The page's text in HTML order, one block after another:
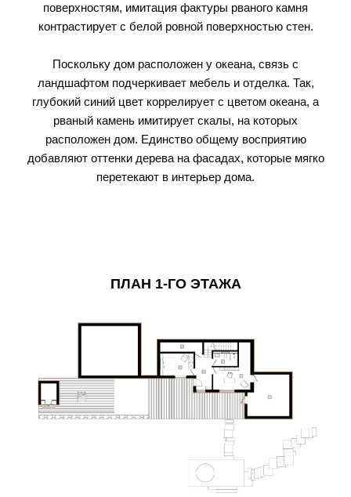
поверхностям, имитация фактуры рваного камня
контрастирует с белой ровной поверхностью стен.
Поскольку дом расположен у океана, связь с
ландшафтом подчеркивает мебель и отделка. Так,
глубокий синий цвет коррелирует с цветом океана, а
рваный камень имитирует скалы, на которых
расположен дом. Единство общему восприятию
добавляют оттенки дерева на фасадах, которые мягко
перетекают в интерьер дома.
ПЛАН 1-ГО ЭТАЖА